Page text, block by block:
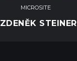
MICROSITE
ZDENĚK STEINER